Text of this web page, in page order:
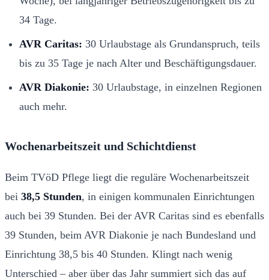
34 Tage.
AVR Caritas: 30 Urlaubstage als Grundanspruch, teils
bis zu 35 Tage je nach Alter und Beschäftigungsdauer.
AVR Diakonie: 30 Urlaubstage, in einzelnen Regionen
auch mehr.
Wochenarbeitszeit und Schichtdienst
Beim TVöD Pflege liegt die reguläre Wochenarbeitszeit
bei 38,5 Stunden, in einigen kommunalen Einrichtungen
auch bei 39 Stunden. Bei der AVR Caritas sind es ebenfalls
39 Stunden, beim AVR Diakonie je nach Bundesland und
Einrichtung 38,5 bis 40 Stunden. Klingt nach wenig
Unterschied – aber über das Jahr summiert sich das auf